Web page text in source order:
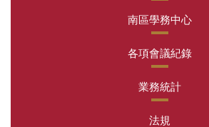
南區學務中心
各項會議紀錄
業務統計
法規